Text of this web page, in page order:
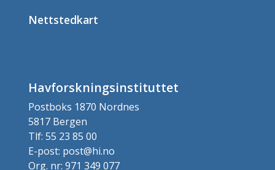
Nettstedkart
Havforskningsinstituttet
Postboks 1870 Nordnes
5817 Bergen
Tlf: 55 23 85 00
E-post: post@hi.no
Org. nr: 971 349 077